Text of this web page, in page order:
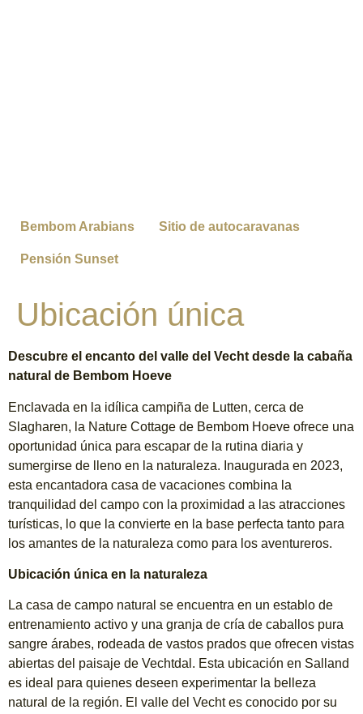
Bembom Arabians Sitio de autocaravanas
Pensión Sunset
Ubicación única
Descubre el encanto del valle del Vecht desde la cabaña
natural de Bembom Hoeve
Enclavada en la idílica campiña de Lutten, cerca de
Slagharen, la Nature Cottage de Bembom Hoeve ofrece una
oportunidad única para escapar de la rutina diaria y
sumergirse de lleno en la naturaleza. Inaugurada en 2023,
esta encantadora casa de vacaciones combina la
tranquilidad del campo con la proximidad a las atracciones
turísticas, lo que la convierte en la base perfecta tanto para
los amantes de la naturaleza como para los aventureros.
Ubicación única en la naturaleza
La casa de campo natural se encuentra en un establo de
entrenamiento activo y una granja de cría de caballos pura
sangre árabes, rodeada de vastos prados que ofrecen vistas
abiertas del paisaje de Vechtdal. Esta ubicación en Salland
es ideal para quienes deseen experimentar la belleza
natural de la región. El valle del Vecht es conocido por su